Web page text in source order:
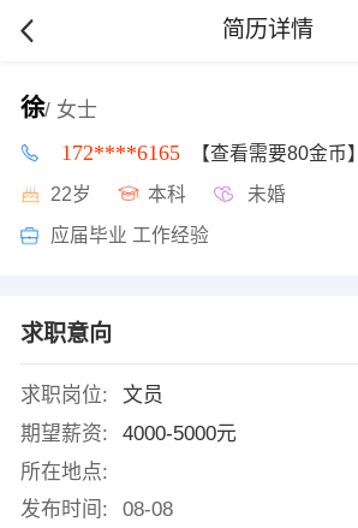
简历详情
徐/ 女士
172****6165 【查看需要80金币】
22岁 本科 未婚
应届毕业 工作经验
求职意向
求职岗位:
文员
期望薪资:
4000-5000元
所在地点:
发布时间:
08-08